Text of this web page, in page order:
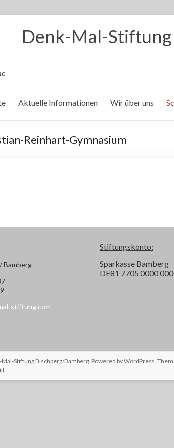
Denk-Mal-
Aktuelle Informationen Wir über uns
Reinhart-Gymnasium
Bamberg
stiftung.com
Stiftungskonto:
Sparkasse Bamberg
DE81 7705 0000
Mal-Stiftung Bischberg/Bamberg. Powered byWordPress.
.